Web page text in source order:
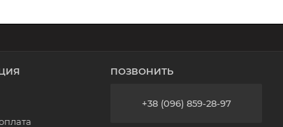
ПОЗВОНИТЬ
+38 (096) 859-28-97